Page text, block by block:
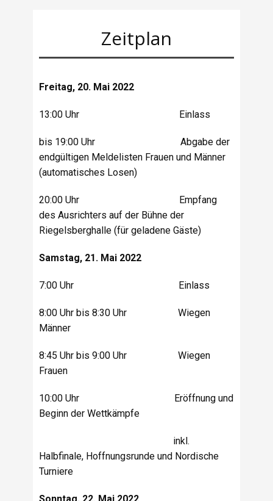
Zeitplan
Freitag, 20. Mai 2022
13:00 Uhr Einlass
bis 19:00 Uhr Abgabe der
endgültigen Meldelisten Frauen und Männer
(automatisches Losen)
20:00 Uhr Empfang
des Ausrichters auf der Bühne der
Riegelsberghalle (für geladene Gäste)
Samstag, 21. Mai 2022
7:00 Uhr Einlass
8:00 Uhr bis 8:30 Uhr Wiegen
Männer
8:45 Uhr bis 9:00 Uhr Wiegen
Frauen
10:00 Uhr Eröffnung und
Beginn der Wettkämpfe
inkl.
Halbfinale, Hoffnungsrunde und Nordische
Turniere